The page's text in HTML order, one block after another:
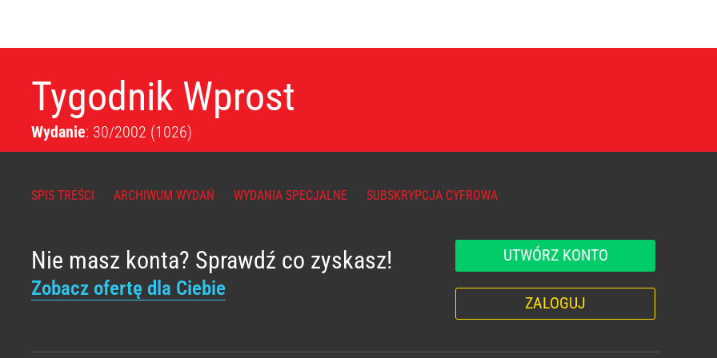
Tygodnik Wprost
Wydanie: 30/2002 (1026)
SPIS TREŚCI ARCHIWUM WYDAŃ WYDANIA SPECJALNE SUBSKRYPCJA CYFROWA
Nie masz konta? Sprawdź co zyskasz!
Zobacz ofertę dla Ciebie
UTWÓRZ KONTO
ZALOGUJ